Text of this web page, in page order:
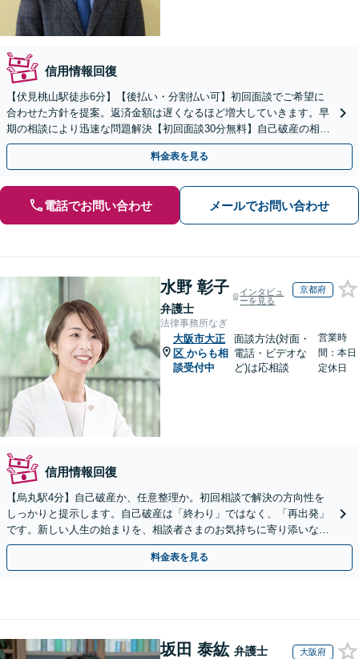
信用情報回復
【伏見桃山駅徒歩6分】【後払い・分割払い可】初回面談でご希望に
合わせた方針を提案。返済金額は遅くなるほど増大していきます。早
期の相談により迅速な問題解決【初回面談30分無料】自己破産の相談
や、自宅や愛車を残したい方もお任せください。
料金表を見る
電話でお問い合わせ メールでお問い合わせ
水野 彰子
弁護士
インタビュ
ーを見る
京都府
法律事務所なぎ
大阪市大正
区 からも相
談受付中
面談方法(対面・
電話・ビデオな
ど)は応相談
営業時
間：本日
定休日
信用情報回復
【烏丸駅4分】自己破産か、任意整理か。初回相談で解決の方向性を
しっかりと提示します。自己破産は「終わり」ではなく、「再出発」
です。新しい人生の始まりを、相談者さまのお気持ちに寄り添いなが
らサポートします【初回相談無料】【法テラス利用可】
料金表を見る
坂田 泰紘 弁護士 大阪府